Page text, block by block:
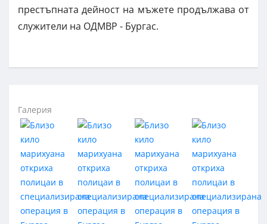
престъпната дейност на мъжете продължава от
служители на ОДМВР - Бургас.
Галерия